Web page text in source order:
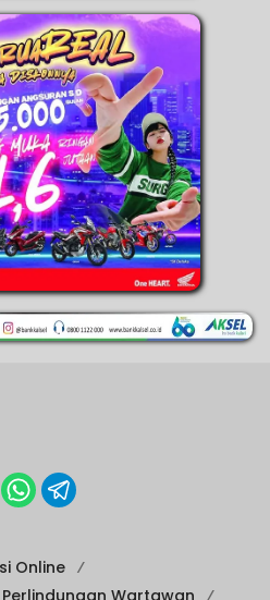
Online
Perlindungan Wartawan